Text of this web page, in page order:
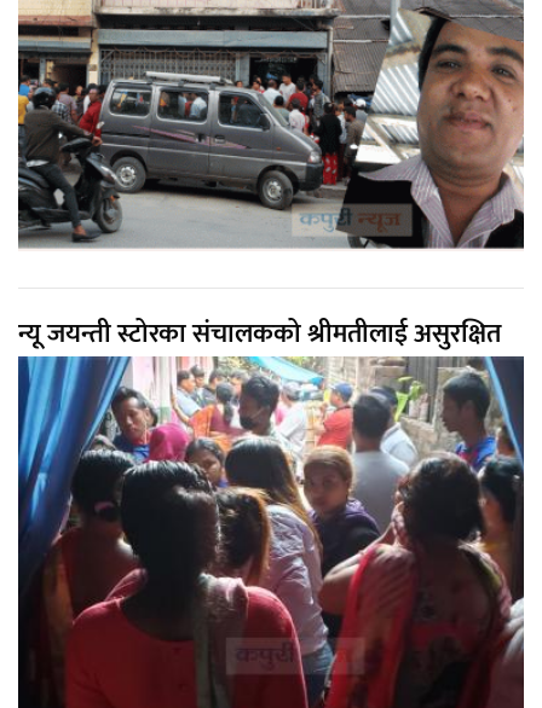
न्यू जयन्ती स्टोरका संचालकको श्रीमतीलाई असुरक्षित